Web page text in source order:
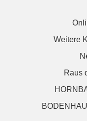
Weitere
Raus